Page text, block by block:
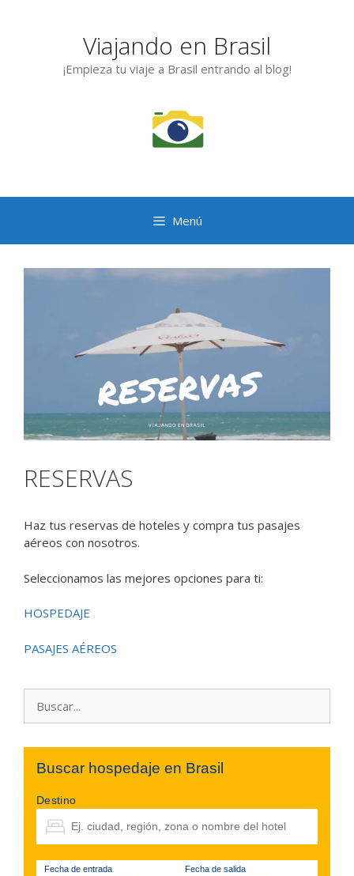
Viajando en Brasil
¡Empieza tu viaje a Brasil entrando al blog!
Menú
RESERVAS
Haz tus reservas de hoteles y compra tus pasajes
aéreos con nosotros.
Seleccionamos las mejores opciones para ti:
HOSPEDAJE
PASAJES AÉREOS
Buscar hospedaje en Brasil
Destino
Fecha de entrada Fecha de salida